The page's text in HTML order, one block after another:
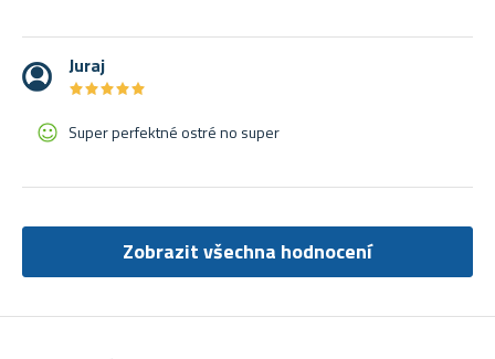
Juraj
★★★★★
★★★★★
Super perfektné ostré no super
Zobrazit všechna hodnocení